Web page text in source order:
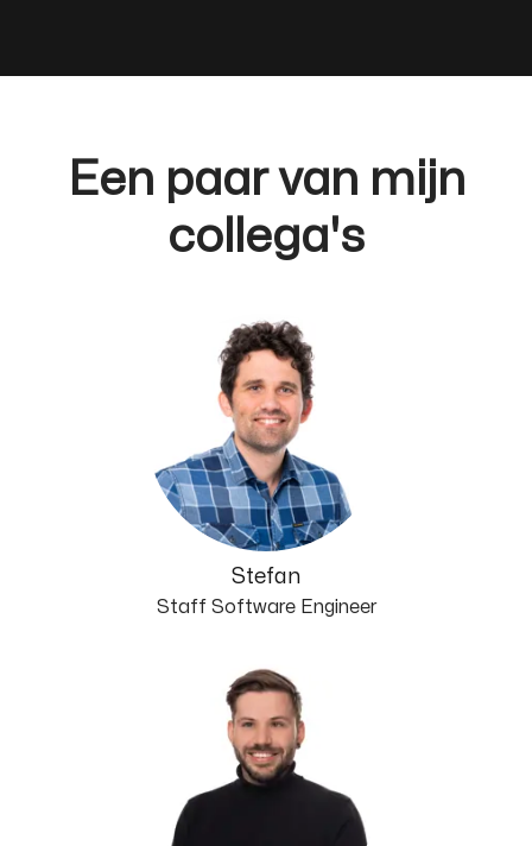
Een paar van mijn
collega's
Stefan
Staff Software Engineer